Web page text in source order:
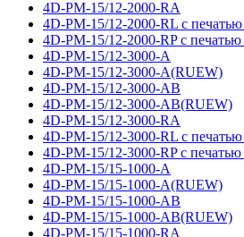
4D-PM-15/12-2000-RA
4D-PM-15/12-2000-RL с печатью
4D-PM-15/12-2000-RP с печатью
4D-PM-15/12-3000-A
4D-PM-15/12-3000-A(RUEW)
4D-PM-15/12-3000-AB
4D-PM-15/12-3000-AB(RUEW)
4D-PM-15/12-3000-RA
4D-PM-15/12-3000-RL с печатью
4D-PM-15/12-3000-RP с печатью
4D-PM-15/15-1000-A
4D-PM-15/15-1000-A(RUEW)
4D-PM-15/15-1000-AB
4D-PM-15/15-1000-AB(RUEW)
4D-PM-15/15-1000-RA